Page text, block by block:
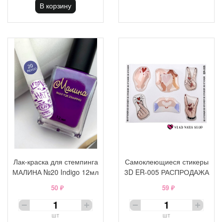
В корзину
Лак-краска для стемпинга
МАЛИНА №20 Indigo 12мл
50 ₽
шт
Самоклеющиеся стикеры
3D ER-005 РАСПРОДАЖА
59 ₽
шт